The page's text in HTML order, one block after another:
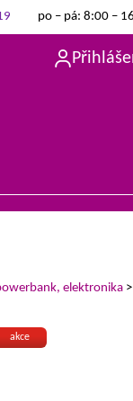
po – pá: 8:00 –
elektronika
akce